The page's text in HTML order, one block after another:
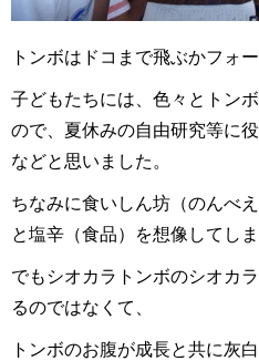
トンボはドコまで飛ぶかフォ
子どもたちには、色々とトン
ので、夏休みの自由研究等に
などと思いました。
ちなみに食いしん坊（のんべ
と塩辛（食品）を想像してしま
でもシオカラトンボのシオカ
るのではなくて、
トンボのお腹が成長と共に灰